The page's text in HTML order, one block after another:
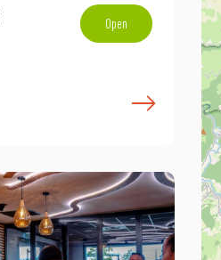
Open